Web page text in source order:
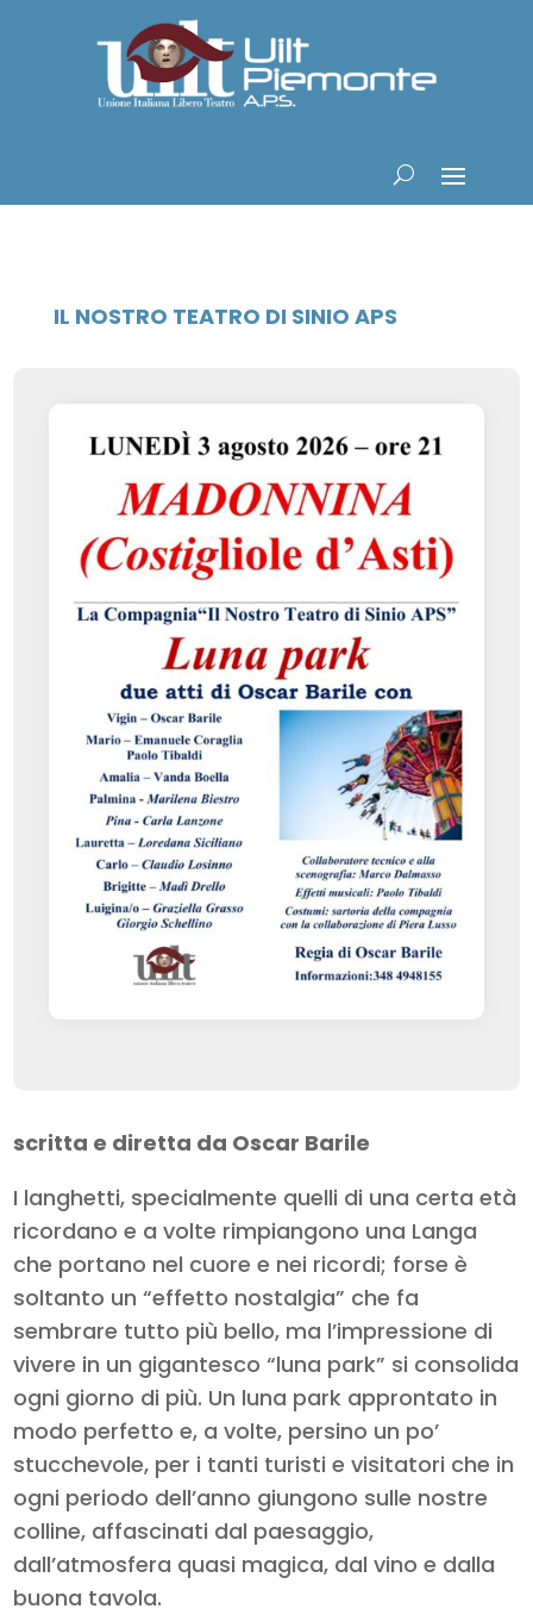
IL NOSTRO TEATRO DI SINIO APS
scritta e diretta da Oscar Barile
I langhetti, specialmente quelli di una certa età
ricordano e a volte rimpiangono una Langa
che portano nel cuore e nei ricordi; forse è
soltanto un “effetto nostalgia” che fa
sembrare tutto più bello, ma l’impressione di
vivere in un gigantesco “luna park” si consolida
ogni giorno di più. Un luna park approntato in
modo perfetto e, a volte, persino un po’
stucchevole, per i tanti turisti e visitatori che in
ogni periodo dell’anno giungono sulle nostre
colline, affascinati dal paesaggio,
dall’atmosfera quasi magica, dal vino e dalla
buona tavola.